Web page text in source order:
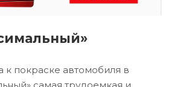
к покраске автомобиля в